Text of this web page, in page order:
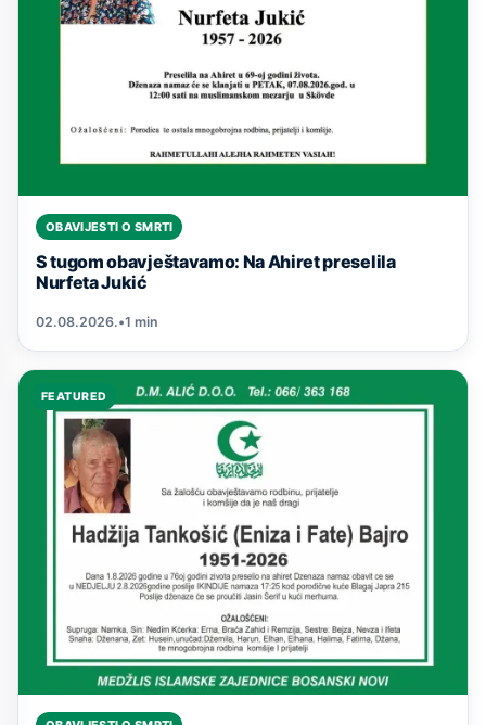
OBAVIJESTI O SMRTI
S tugom obavještavamo: Na Ahiret preselila
Nurfeta Jukić
02.08.2026.•1 min
FEATURED